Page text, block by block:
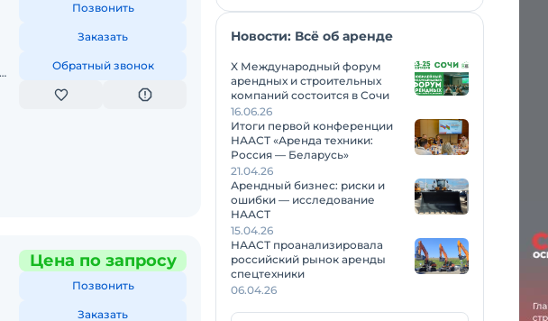
Позвонить
Заказать
Обратный звонок
Цена по запросу
Позвонить
Заказать
Новости: Всё об аренде
X Международный форум
арендных и строительных
компаний состоится в Сочи
16.06.26
Итоги первой конференции
НААСТ «Аренда техники:
Россия — Беларусь»
21.04.26
Арендный бизнес: риски и
ошибки — исследование
НААСТ
15.04.26
НААСТ проанализировала
российский рынок аренды
спецтехники
06.04.26